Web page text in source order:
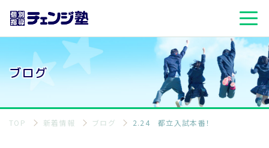
ブログ
TOP 新着情報 ブログ 2.24 都立入試本番！